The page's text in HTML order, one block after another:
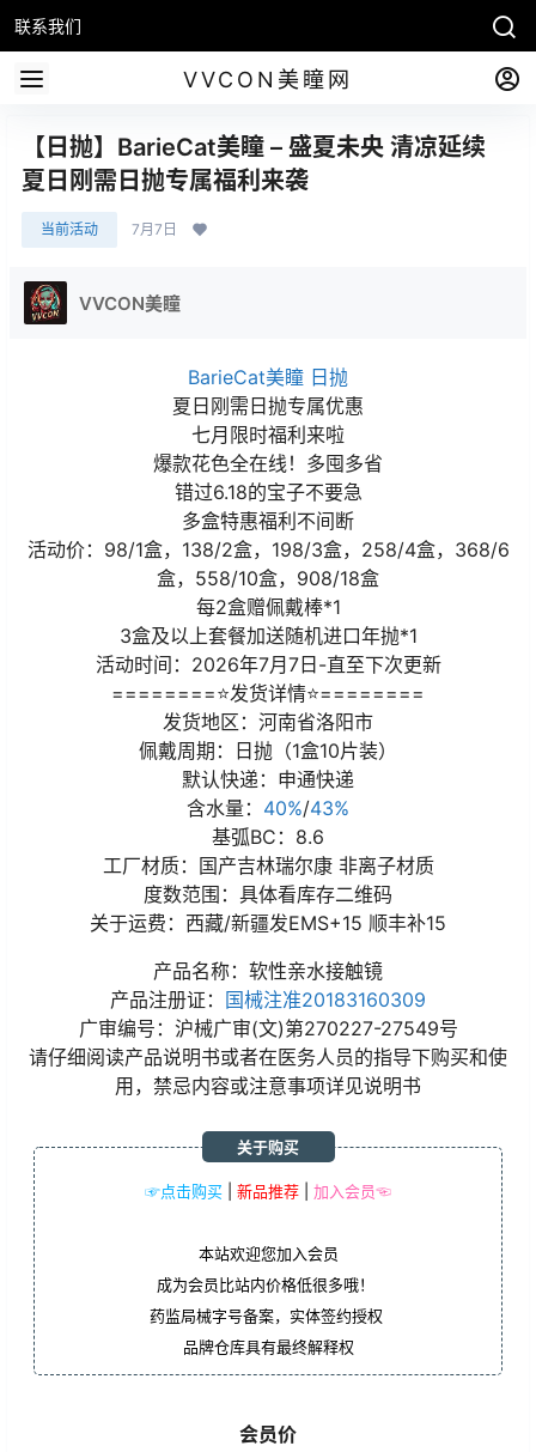
联系我们
VVCON美瞳网
【日抛】BarieCat美瞳 – 盛夏未央 清凉延续
夏日刚需日抛专属福利来袭
当前活动 7月7日
VVCON美瞳
BarieCat美瞳 日抛
夏日刚需日抛专属优惠
七月限时福利来啦
爆款花色全在线！多囤多省
错过6.18的宝子不要急
多盒特惠福利不间断
活动价：98/1盒，138/2盒，198/3盒，258/4盒，368/6
盒，558/10盒，908/18盒
每2盒赠佩戴棒*1
3盒及以上套餐加送随机进口年抛*1
活动时间：2026年7月7日-直至下次更新
========⭐发货详情⭐========
发货地区：河南省洛阳市
佩戴周期：日抛（1盒10片装）
默认快递：申通快递
含水量： 40%/43%
基弧BC：8.6
工厂材质：国产吉林瑞尔康 非离子材质
度数范围：具体看库存二维码
关于运费：西藏/新疆发EMS+15 顺丰补15
产品名称：软性亲水接触镜
产品注册证： 国械注准20183160309
广审编号：沪械广审(文)第270227-27549号
请仔细阅读产品说明书或者在医务人员的指导下购买和使
用，禁忌内容或注意事项详见说明书
☞点击购买 新品推荐 加入会员☜
关于购买
本站欢迎您加入会员
成为会员比站内价格低很多哦！
药监局械字号备案，实体签约授权
品牌仓库具有最终解释权
会员价